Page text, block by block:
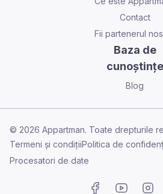
Contact
Fii partenerul
Baza de
cunoștințe
Blog
© 2026 Appartman. Toate drepturile
Termeni și condițiiPolitica de
Procesatori de date